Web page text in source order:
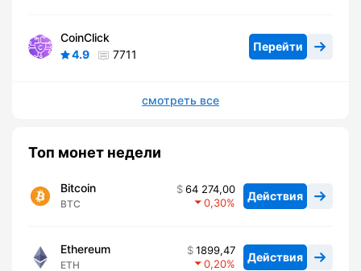
CoinClick
4.9
7711
Перейти
смотреть все
Топ монет недели
Bitcoin
BTC
64 274,00
0,30
Действия
Ethereum
ETH
1899,47
0,20
Действия